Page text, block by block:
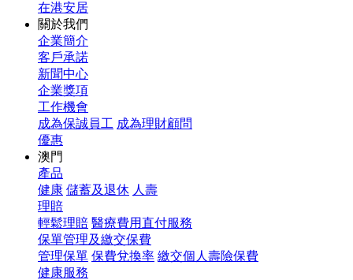
在港安居
關於我們
企業簡介
客戶承諾
新聞中心
企業獎項
工作機會
成為保誠員工 成為理財顧問
優惠
澳門
產品
健康 儲蓄及退休 人壽
理賠
輕鬆理賠 醫療費用直付服務
保單管理及繳交保費
管理保單 保費兌換率 繳交個人壽險保費
健康服務